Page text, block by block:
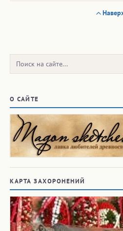
Поиск:
О САЙТЕ
КАРТА ЗАХОРОНЕНИЙ